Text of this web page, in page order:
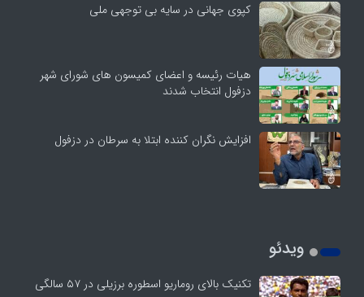
کپوی جهانی در سایه بی توجهی ملی
هیات رئیسه و اعضای کمیسون های شورای شهر
دزفول انتخاب شدند
افزایش نگران کننده ابتلا به سرطان در دزفول
ویدئو
تکنیک بالای روماریو اسطوره برزیلی در ۵۷ سالگی